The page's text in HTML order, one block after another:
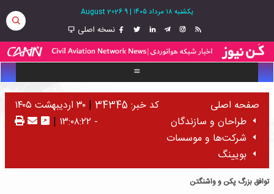
یکشنبه ۱۸ مرداد ۱۴۰۵ |
9 August 2026
نسخه اصلی
صفحه اصلی
طراحان و سازندگان
شرکت‌ها و موسسات
بویینگ
کد خبر: 34345 |
۳۰ اردیبهشت ۱۴۰۵
- ۱۳:۰۸:۲۲
|
توافق بزرگ پکن و واشنگتن